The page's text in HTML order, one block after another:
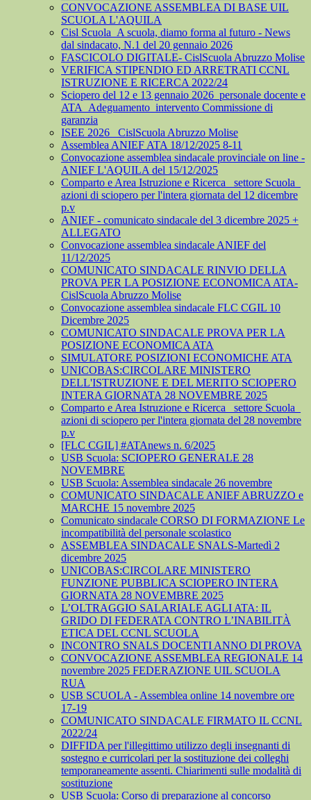
CONVOCAZIONE ASSEMBLEA DI BASE UIL
SCUOLA L'AQUILA
Cisl Scuola_A scuola, diamo forma al futuro - News
dal sindacato, N.1 del 20 gennaio 2026
FASCICOLO DIGITALE- CislScuola Abruzzo Molise
VERIFICA STIPENDIO ED ARRETRATI CCNL
ISTRUZIONE E RICERCA 2022/24
Sciopero del 12 e 13 gennaio 2026_personale docente e
ATA_Adeguamento_intervento Commissione di
garanzia
ISEE 2026_ CislScuola Abruzzo Molise
Assemblea ANIEF ATA 18/12/2025 8-11
Convocazione assemblea sindacale provinciale on line -
ANIEF L'AQUILA del 15/12/2025
Comparto e Area Istruzione e Ricerca_ settore Scuola_
azioni di sciopero per l'intera giornata del 12 dicembre
p.v
ANIEF - comunicato sindacale del 3 dicembre 2025 +
ALLEGATO
Convocazione assemblea sindacale ANIEF del
11/12/2025
COMUNICATO SINDACALE RINVIO DELLA
PROVA PER LA POSIZIONE ECONOMICA ATA-
CislScuola Abruzzo Molise
Convocazione assemblea sindacale FLC CGIL 10
Dicembre 2025
COMUNICATO SINDACALE PROVA PER LA
POSIZIONE ECONOMICA ATA
SIMULATORE POSIZIONI ECONOMICHE ATA
UNICOBAS:CIRCOLARE MINISTERO
DELL'ISTRUZIONE E DEL MERITO SCIOPERO
INTERA GIORNATA 28 NOVEMBRE 2025
Comparto e Area Istruzione e Ricerca_ settore Scuola_
azioni di sciopero per l'intera giornata del 28 novembre
p.v
[FLC CGIL] #ATAnews n. 6/2025
USB Scuola: SCIOPERO GENERALE 28
NOVEMBRE
USB Scuola: Assemblea sindacale 26 novembre
COMUNICATO SINDACALE ANIEF ABRUZZO e
MARCHE 15 novembre 2025
Comunicato sindacale CORSO DI FORMAZIONE Le
incompatibilità del personale scolastico
ASSEMBLEA SINDACALE SNALS-Martedì 2
dicembre 2025
UNICOBAS:CIRCOLARE MINISTERO
FUNZIONE PUBBLICA SCIOPERO INTERA
GIORNATA 28 NOVEMBRE 2025
L’OLTRAGGIO SALARIALE AGLI ATA: IL
GRIDO DI FEDERATA CONTRO L’INABILITÀ
ETICA DEL CCNL SCUOLA
INCONTRO SNALS DOCENTI ANNO DI PROVA
CONVOCAZIONE ASSEMBLEA REGIONALE 14
novembre 2025 FEDERAZIONE UIL SCUOLA
RUA
USB SCUOLA - Assemblea online 14 novembre ore
17-19
COMUNICATO SINDACALE FIRMATO IL CCNL
2022/24
DIFFIDA per l'illegittimo utilizzo degli insegnanti di
sostegno e curricolari per la sostituzione dei colleghi
temporaneamente assenti. Chiarimenti sulle modalità di
sostituzione
USB Scuola: Corso di preparazione al concorso